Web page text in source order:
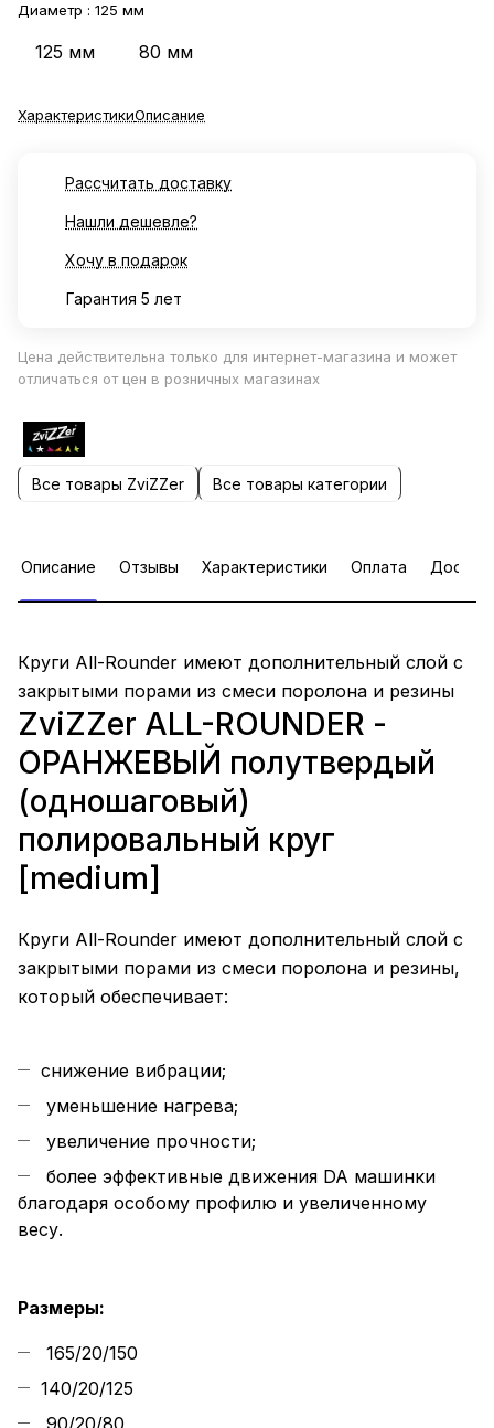
Диаметр : 125 мм
125 мм 80 мм
ХарактеристикиОписание
Рассчитать доставку
Нашли дешевле?
Хочу в подарок
Гарантия 5 лет
Цена действительна только для интернет-магазина и может
отличаться от цен в розничных магазинах
Все товары ZviZZer Все товары категории
Описание Отзывы Характеристики Оплата
Круги All-Rounder имеют дополнительный слой с
закрытыми порами из смеси поролона и резины
ZviZZer ALL-ROUNDER -
ОРАНЖЕВЫЙ полутвердый
(одношаговый)
полировальный круг
[medium]
Круги All-Rounder имеют дополнительный слой с
закрытыми порами из смеси поролона и резины,
который обеспечивает:
снижение вибрации;
уменьшение нагрева;
увеличение прочности;
более эффективные движения DA машинки
благодаря особому профилю и увеличенному
весу.
Размеры:
165/20/150
140/20/125
90/20/80